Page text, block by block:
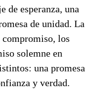
de esperanza, una
de unidad. La
compromiso, los
solemne en
una promesa
y verdad.